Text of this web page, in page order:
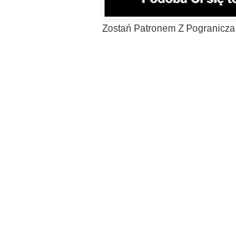
Zostań Patronem Z Pogranicza